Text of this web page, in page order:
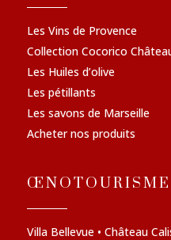
Les Vins de Provence
Collection Cocorico
Les Huiles d’olive
Les pétillants
Les savons de Marseille
Acheter nos produits
ŒNOTOURISME
Villa Bellevue • Château